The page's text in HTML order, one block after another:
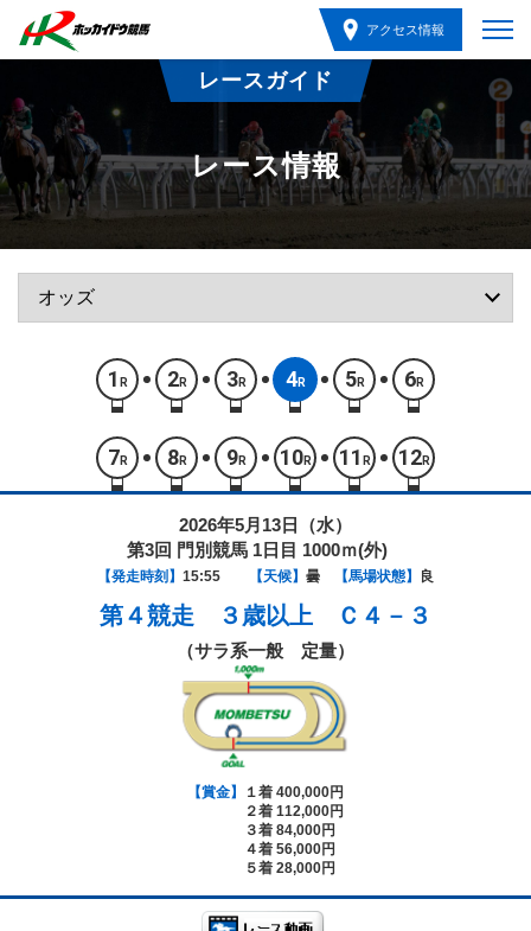
アクセス情報
レースガイド
レース情報
1 R 2R 3R 4R 5R 6R
7 R 8R 9R 10R 11 R 12R
2026年5月13日（水）
第3回 門別競馬 1日目 1000ｍ(外)
【発走時刻】 15:55 【天候】 曇 【馬場状態】 良
第４競走 ３歳以上 Ｃ４－３
（サラ系一般 定量）
【賞金】
１着 400,000円
２着 112,000円
３着 84,000円
４着 56,000円
５着 28,000円